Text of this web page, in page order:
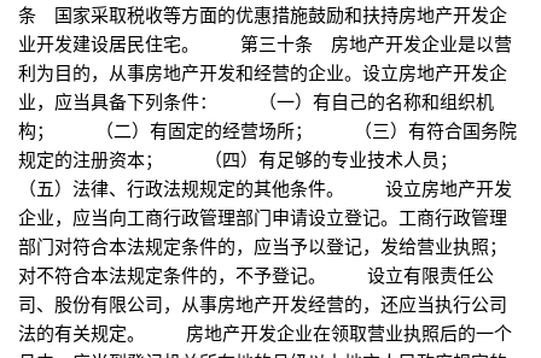
条 国家采取税收等方面的优惠措施鼓励和扶持房地产开发企
业开发建设居民住宅。 第三十条 房地产开发企业是以营
利为目的，从事房地产开发和经营的企业。设立房地产开发企
业，应当具备下列条件： （一）有自己的名称和组织机
构； （二）有固定的经营场所； （三）有符合国务院
规定的注册资本； （四）有足够的专业技术人员；
（五）法律、行政法规规定的其他条件。 设立房地产开发
企业，应当向工商行政管理部门申请设立登记。工商行政管理
部门对符合本法规定条件的，应当予以登记，发给营业执照；
对不符合本法规定条件的，不予登记。 设立有限责任公
司、股份有限公司，从事房地产开发经营的，还应当执行公司
法的有关规定。 房地产开发企业在领取营业执照后的一个